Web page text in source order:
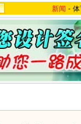
新闻 -